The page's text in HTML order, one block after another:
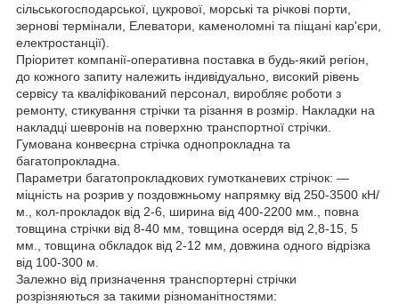
сільськогосподарської, цукрової, морські та річкові порти,
зернові термінали, Елеватори, каменоломні та піщані кар'єри,
електростанції).
Пріоритет компанії-оперативна поставка в будь-який регіон,
до кожного запиту належить індивідуально, високий рівень
сервісу та кваліфікований персонал, виробляє роботи з
ремонту, стикування стрічки та різання в розмір. Накладки на
накладці шевронів на поверхню транспортної стрічки.
Гумована конвеєрна стрічка однопрокладна та
багатопрокладна.
Параметри багатопрокладкових гумотканевих стрічок: —
міцність на розрив у поздовжньому напрямку від 250-3500 кН/
м., кол-прокладок від 2-6, ширина від 400-2200 мм., повна
товщина стрічки від 8-40 мм, товщина осердя від 2,8-15, 5
мм., товщина обкладок від 2-12 мм, довжина одного відрізка
від 100-300 м.
Залежно від призначення транспортерні стрічки
розрізняються за такими різноманітностями: